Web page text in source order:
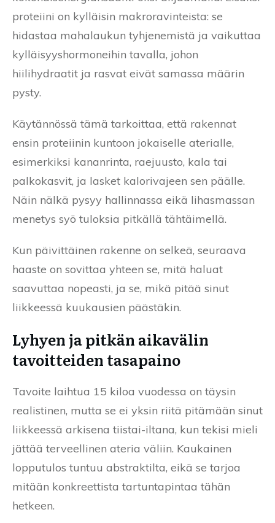
proteiini on kylläisin makroravinteista: se
hidastaa mahalaukun tyhjenemistä ja vaikuttaa
kylläisyyshormoneihin tavalla, johon
hiilihydraatit ja rasvat eivät samassa määrin
pysty.
Käytännössä tämä tarkoittaa, että rakennat
ensin proteiinin kuntoon jokaiselle aterialle,
esimerkiksi kananrinta, raejuusto, kala tai
palkokasvit, ja lasket kalorivajeen sen päälle.
Näin nälkä pysyy hallinnassa eikä lihasmassan
menetys syö tuloksia pitkällä tähtäimellä.
Kun päivittäinen rakenne on selkeä, seuraava
haaste on sovittaa yhteen se, mitä haluat
saavuttaa nopeasti, ja se, mikä pitää sinut
liikkeessä kuukausien päästäkin.
Lyhyen ja pitkän aikavälin
tavoitteiden tasapaino
Tavoite laihtua 15 kiloa vuodessa on täysin
realistinen, mutta se ei yksin riitä pitämään sinut
liikkeessä arkisena tiistai-iltana, kun tekisi mieli
jättää terveellinen ateria väliin. Kaukainen
lopputulos tuntuu abstraktilta, eikä se tarjoa
mitään konkreettista tartuntapintaa tähän
hetkeen.